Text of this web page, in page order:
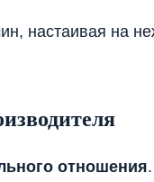
настаивая на
отношения